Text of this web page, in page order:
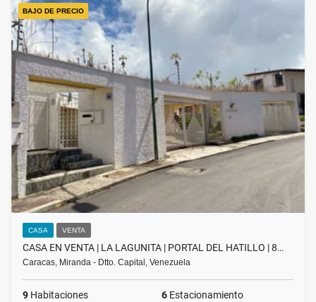
BAJO DE PRECIO
CASA VENTA
CASA EN VENTA | LA LAGUNITA | PORTAL DEL HATILLO | 8…
Caracas, Miranda - Dtto. Capital, Venezuela
9 Habitaciones 6 Estacionamiento